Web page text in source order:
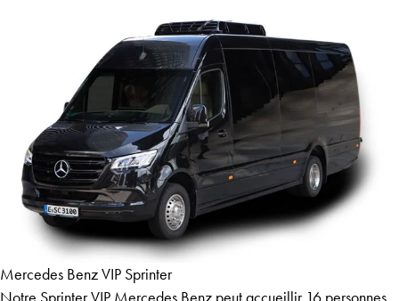
Mercedes Benz VIP Sprinter